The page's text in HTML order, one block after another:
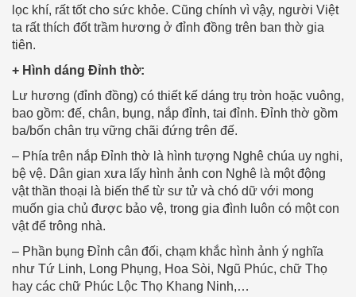
lọc khí, rất tốt cho sức khỏe. Cũng chính vì vậy, người Việt
ta rất thích đốt trầm hương ở đỉnh đồng trên ban thờ gia
tiên.
+ Hình dáng Đỉnh thờ:
Lư hương (đỉnh đồng) có thiết kế dáng trụ tròn hoặc vuông,
bao gồm: đế, chân, bụng, nắp đỉnh, tai đỉnh. Đỉnh thờ gồm
ba/bốn chân trụ vững chãi đứng trên đế.
– Phía trên nắp Đỉnh thờ là hình tượng Nghê chúa uy nghi,
bệ vệ. Dân gian xưa lấy hình ảnh con Nghê là một động
vật thần thoại là biến thể từ sư tử và chó dữ với mong
muốn gia chủ được bảo vệ, trong gia đình luôn có một con
vật để trông nhà.
– Phần bụng Đỉnh cân đối, chạm khắc hình ảnh ý nghĩa
như Tứ Linh, Long Phụng, Hoa Sòi, Ngũ Phúc, chữ Thọ
hay các chữ Phúc Lộc Thọ Khang Ninh,…